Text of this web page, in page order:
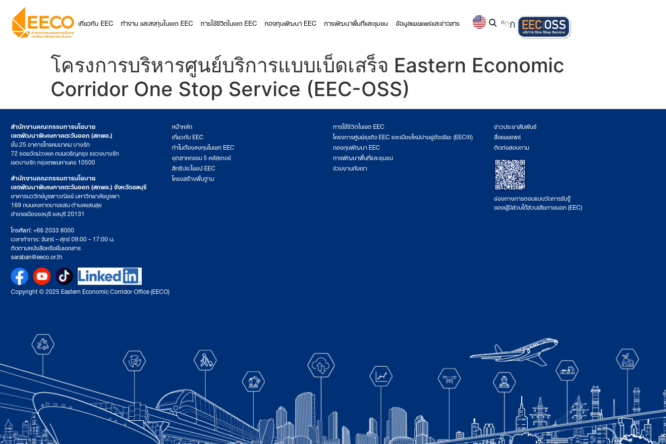
เกี่ยวกับ EEC ทำงาน และลงทุนในเขต EEC การใช้ชีวิตในเขต EEC กองทุนพัฒนา EEC การพัฒนาพื้นที่และชุมชน ข้อมูลเผยแพร่และข่าวสาร กกก
โครงการบริหารศูนย์บริการแบบเบ็ดเสร็จ Eastern Economic
Corridor One Stop Service (EEC-OSS)
สำนักงานคณะกรรมการนโยบาย
เขตพัฒนาพิเศษภาคตะวันออก (สกพอ.)
ชั้น 25 อาคารโทรคมนาคม บางรัก
72 ซอยวัดม่วงแค ถนนเจริญกรุง แขวงบางรัก
เขตบางรัก กรุงเทพมหานคร 10500
สำนักงานคณะกรรมการนโยบาย
เขตพัฒนาพิเศษภาคตะวันออก (สกพอ.) จังหวัดชลบุรี
อาคารนววิทย์บูรพาวณิชย์ มหาวิทยาลัยบูรพา
169 ถนนลงหาดบางแสน ตำบลแสนสุข
อำเภอเมืองชลบุรี ชลบุรี 20131
โทรศัพท์: +66 2033 8000
เวลาทำการ: จันทร์ – ศุกร์ 09:00 – 17:00 น.
ติดตามหนังสือหรือยื่นเอกสาร
saraban@eeco.or.th
หน้าหลัก
เกี่ยวกับ EEC
ทำไมต้องลงทุนในเขต EEC
อุตสาหกรรม 5 คลัสเตอร์
สิทธิประโยชน์ EEC
โครงสร้างพื้นฐาน
การใช้ชีวิตในเขต EEC
โครงการศูนย์ธุรกิจ EEC และเมืองใหม่น่าอยู่อัจฉริยะ (EECiti)
กองทุนพัฒนา EEC
การพัฒนาพื้นที่และชุมชน
ร่วมงานกับเรา
ข่าวประชาสัมพันธ์
สื่อเผยแพร่
ติดต่อสอบถาม
ช่องทางการตอบแบบวัดการรับรู้
ของผู้มีส่วนได้ส่วนเสียภายนอก (EEC)
Copyright © 2025 Eastern Economic Corridor Office (EECO)